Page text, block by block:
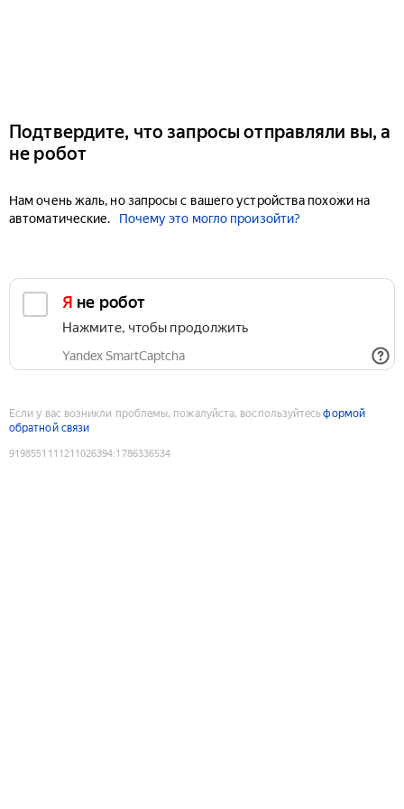
Подтвердите, что запросы отправляли вы, а
не робот
Нам очень жаль, но запросы с вашего устройства похожи на
автоматические.
Почему это могло произойти?
Я не робот
Нажмите, чтобы продолжить
Yandex SmartCaptcha
Если у вас возникли проблемы, пожалуйста, воспользуйтесьформой
обратной связи
9198551111211026394:1786336534